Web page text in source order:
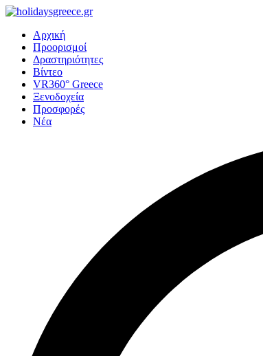
Αρχική
Προορισμοί
Δραστηριότητες
Βίντεο
VR360° Greece
Ξενοδοχεία
Προσφορές
Νέα